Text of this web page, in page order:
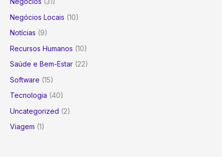
Negócios Locais (10)
Notícias (9)
Recursos Humanos (10)
Saúde e Bem-Estar (22)
Software (15)
Tecnologia (40)
Uncategorized (2)
Viagem (1)